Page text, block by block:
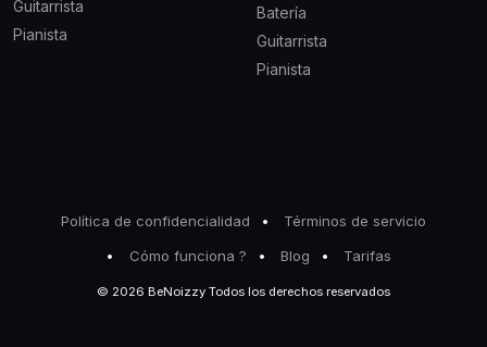
Guitarrista
Pianista
Batería
Guitarrista
Pianista
Política de confidencialidad
Términos de servicio
Cómo funciona ?
Blog Tarifas
© 2026 BeNoizzy Todos los derechos reservados